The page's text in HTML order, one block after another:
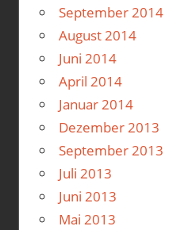
September 2014
August 2014
Juni 2014
April 2014
Januar 2014
Dezember 2013
September 2013
Juli 2013
Juni 2013
Mai 2013